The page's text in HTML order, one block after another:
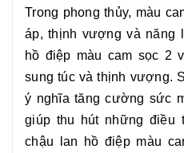
Trong phong thủy, màu
áp, thịnh vượng và năng
hồ điệp màu cam sọc 2
sung túc và thịnh vượng.
ý nghĩa tăng cường sức
giúp thu hút những điều
chậu lan hồ điệp màu